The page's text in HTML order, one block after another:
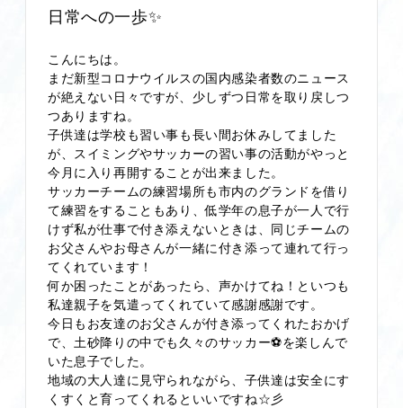
日常への一歩✨
こんにちは。
まだ新型コロナウイルスの国内感染者数のニュース
が絶えない日々ですが、少しずつ日常を取り戻しつ
つありますね。
子供達は学校も習い事も長い間お休みしてました
が、スイミングやサッカーの習い事の活動がやっと
今月に入り再開することが出来ました。
サッカーチームの練習場所も市内のグランドを借り
て練習をすることもあり、低学年の息子が一人で行
けず私が仕事で付き添えないときは、同じチームの
お父さんやお母さんが一緒に付き添って連れて行っ
てくれています！
何か困ったことがあったら、声かけてね！といつも
私達親子を気遣ってくれていて感謝感謝です。
今日もお友達のお父さんが付き添ってくれたおかげ
で、土砂降りの中でも久々のサッカー⚽を楽しんで
いた息子でした。
地域の大人達に見守られながら、子供達は安全にす
くすくと育ってくれるといいですね☆彡